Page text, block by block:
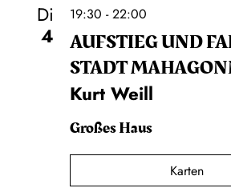
Di
4
19:30 - 22:00
AUFSTIEG UND
STADT
Kurt Weill
Großes Haus
Karten